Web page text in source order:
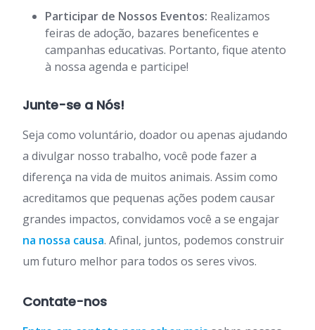
Participar de Nossos Eventos: Realizamos
feiras de adoção, bazares beneficentes e
campanhas educativas. Portanto, fique atento
à nossa agenda e participe!
Junte-se a Nós!
Seja como voluntário, doador ou apenas ajudando
a divulgar nosso trabalho, você pode fazer a
diferença na vida de muitos animais. Assim como
acreditamos que pequenas ações podem causar
grandes impactos, convidamos você a se engajar
na nossa causa. Afinal, juntos, podemos construir
um futuro melhor para todos os seres vivos.
Contate-nos